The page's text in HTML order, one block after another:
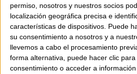
permiso, nosotros y nuestros socios
localización geográfica precisa e
características de dispositivos. Puede
su consentimiento a nosotros y a
llevemos a cabo el procesamiento
forma alternativa, puede hacer clic
consentimiento o acceder a
Tamaño: